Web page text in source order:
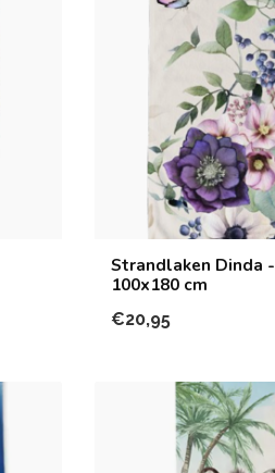
Strandlaken Dinda
100x180 cm
€20,95